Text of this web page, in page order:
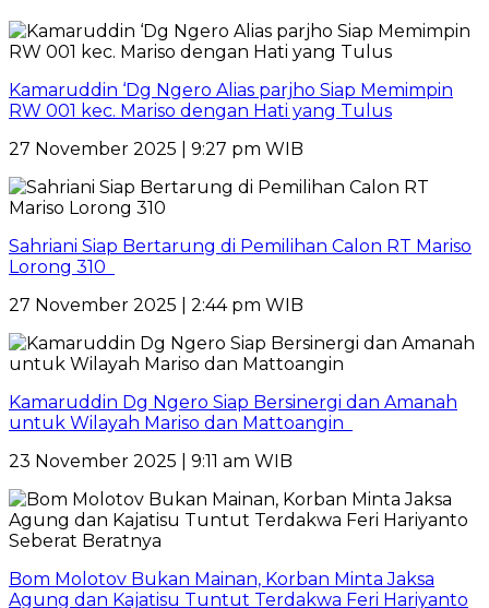
Kamaruddin ‘Dg Ngero Alias parjho Siap Memimpin
RW 001 kec. Mariso dengan Hati yang Tulus
27 November 2025 | 9:27 pm WIB
Sahriani Siap Bertarung di Pemilihan Calon RT Mariso
Lorong 310
27 November 2025 | 2:44 pm WIB
Kamaruddin Dg Ngero Siap Bersinergi dan Amanah
untuk Wilayah Mariso dan Mattoangin
23 November 2025 | 9:11 am WIB
Bom Molotov Bukan Mainan, Korban Minta Jaksa
Agung dan Kajatisu Tuntut Terdakwa Feri Hariyanto